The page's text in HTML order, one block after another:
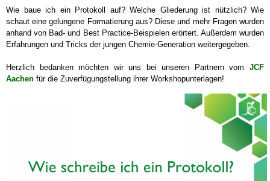
Wie baue ich ein Protokoll auf? Welche Gliederung ist nützlich? Wie
schaut eine gelungene Formatierung aus? Diese und mehr Fragen wurden
anhand von Bad- und Best Practice-Beispielen erörtert. Außerdem wurden
Erfahrungen und Tricks der jungen Chemie-Generation weitergegeben.
Herzlich bedanken möchten wir uns bei unseren Partnern vom JCF
Aachen für die Zuverfügungstellung ihrer Workshopunterlagen!